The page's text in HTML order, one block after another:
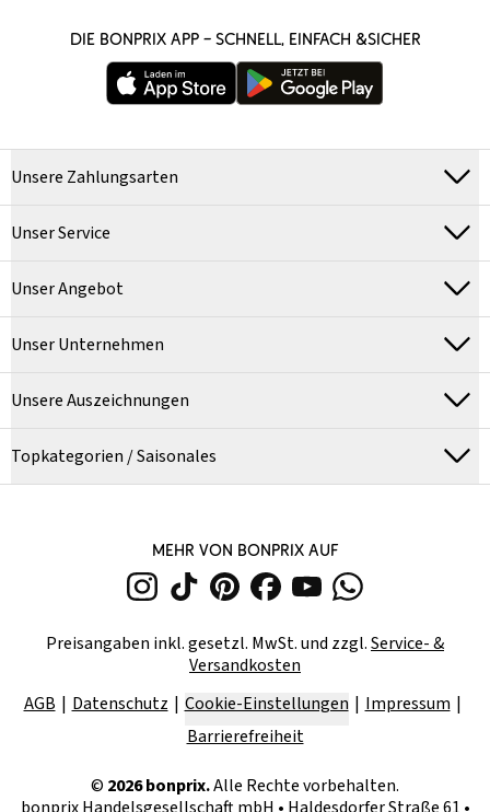
DIE BONPRIX APP – SCHNELL, EINFACH &SICHER
Unsere Zahlungsarten
Unser Service
Unser Angebot
Unser Unternehmen
Unsere Auszeichnungen
Topkategorien / Saisonales
MEHR VON BONPRIX AUF
Preisangaben inkl. gesetzl. MwSt. und zzgl.Service- &
Versandkosten
AGB
Datenschutz Cookie-Einstellungen
Impressum
Barrierefreiheit
© 2026bonprix.Alle Rechte vorbehalten.